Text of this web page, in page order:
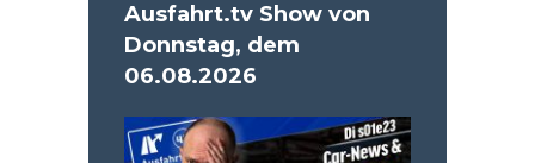
Ausfahrt.tv Show von
Donnstag, dem
06.08.2026